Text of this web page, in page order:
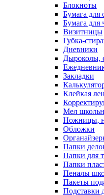
Блокноты
Бумага для
Бумага для
Визитницы
Губка-
Дневники
Дыроколы,
Закладки
Клейкая
Мел
Ножницы,
Обложки
Папки
Папки для
Папки
Пеналы
Пакеты
Подставки